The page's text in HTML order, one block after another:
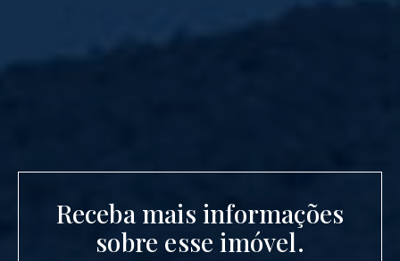
Receba mais informações
sobre esse imóvel.